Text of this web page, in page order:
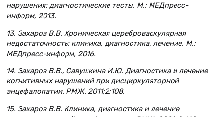
нарушения: диагностические тесты. М.: МЕДпресс-
информ, 2013.
13. Захаров В.В. Хроническая цереброваскулярная
недостаточность: клиника, диагностика, лечение. М.:
МЕДпресс-информ, 2016.
14. Захаров В.В., Савушкина И.Ю. Диагностика и лечение
когнитивных нарушений при дисциркуляторной
энцефалопатии. РМЖ. 2011;2:108.
15. Захаров В.В. Клиника, диагностика и лечение